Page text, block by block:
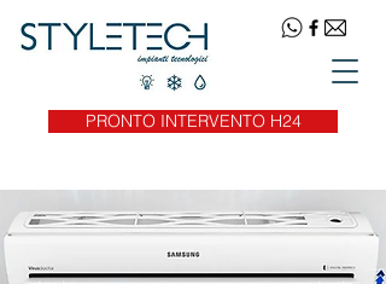
PRONTO INTERVENTO H24